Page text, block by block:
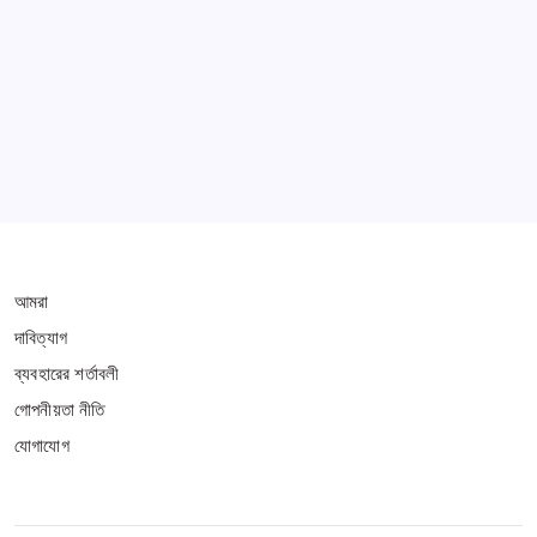
আমরা
দাবিত্যাগ
ব্যবহারের শর্তাবলী
গোপনীয়তা নীতি
যোগাযোগ